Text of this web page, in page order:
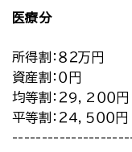
医療分
所得割：８２万円
資産割：０円
均等割：２9，2００円
平等割：２4，５００円